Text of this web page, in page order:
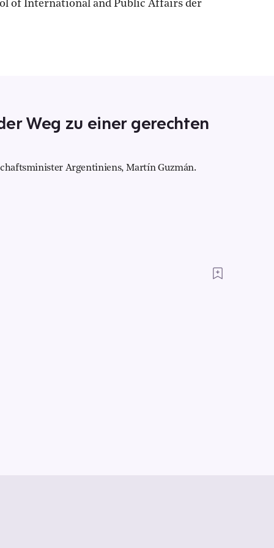
of International and Public Affairs der
Weg zu einer gerechten
Argentiniens, Martín Guzmán.